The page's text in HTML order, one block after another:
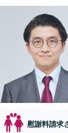
慰謝料請求